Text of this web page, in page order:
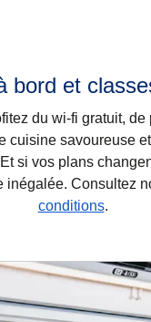
bord et
du wi-fi gratuit,
cuisine savoureuse
si vos plans
inégalée. Consultez
conditions.